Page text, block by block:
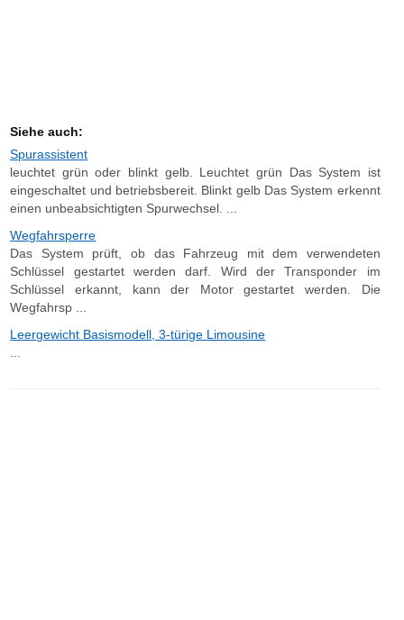
Siehe auch:
Spurassistent
leuchtet grün oder blinkt gelb. Leuchtet grün Das System ist
eingeschaltet und betriebsbereit. Blinkt gelb Das System erkennt
einen unbeabsichtigten Spurwechsel. ...
Wegfahrsperre
Das System prüft, ob das Fahrzeug mit dem verwendeten
Schlüssel gestartet werden darf. Wird der Transponder im
Schlüssel erkannt, kann der Motor gestartet werden. Die
Wegfahrsp ...
Leergewicht Basismodell, 3-türige Limousine